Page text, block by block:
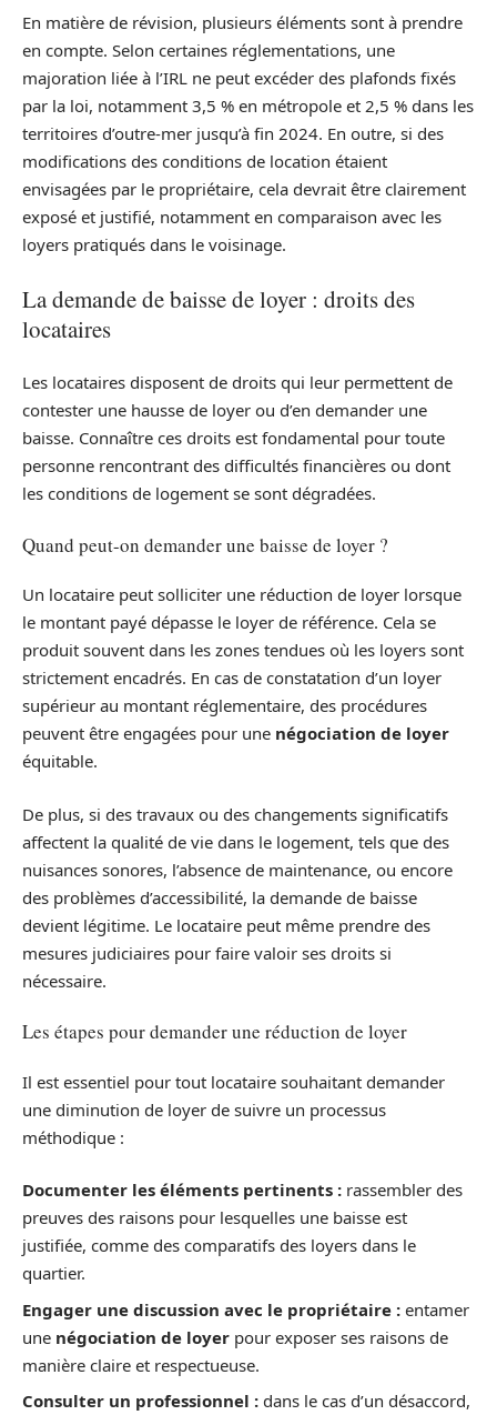
En matière de révision, plusieurs éléments sont à prendre
en compte. Selon certaines réglementations, une
majoration liée à l’IRL ne peut excéder des plafonds fixés
par la loi, notamment 3,5 % en métropole et 2,5 % dans les
territoires d’outre-mer jusqu’à fin 2024. En outre, si des
modifications des conditions de location étaient
envisagées par le propriétaire, cela devrait être clairement
exposé et justifié, notamment en comparaison avec les
loyers pratiqués dans le voisinage.
La demande de baisse de loyer : droits des
locataires
Les locataires disposent de droits qui leur permettent de
contester une hausse de loyer ou d’en demander une
baisse. Connaître ces droits est fondamental pour toute
personne rencontrant des difficultés financières ou dont
les conditions de logement se sont dégradées.
Quand peut-on demander une baisse de loyer ?
Un locataire peut solliciter une réduction de loyer lorsque
le montant payé dépasse le loyer de référence. Cela se
produit souvent dans les zones tendues où les loyers sont
strictement encadrés. En cas de constatation d’un loyer
supérieur au montant réglementaire, des procédures
peuvent être engagées pour une négociation de loyer
équitable.
De plus, si des travaux ou des changements significatifs
affectent la qualité de vie dans le logement, tels que des
nuisances sonores, l’absence de maintenance, ou encore
des problèmes d’accessibilité, la demande de baisse
devient légitime. Le locataire peut même prendre des
mesures judiciaires pour faire valoir ses droits si
nécessaire.
Les étapes pour demander une réduction de loyer
Il est essentiel pour tout locataire souhaitant demander
une diminution de loyer de suivre un processus
méthodique :
Documenter les éléments pertinents : rassembler des
preuves des raisons pour lesquelles une baisse est
justifiée, comme des comparatifs des loyers dans le
quartier.
Engager une discussion avec le propriétaire : entamer
une négociation de loyer pour exposer ses raisons de
manière claire et respectueuse.
Consulter un professionnel : dans le cas d’un désaccord,